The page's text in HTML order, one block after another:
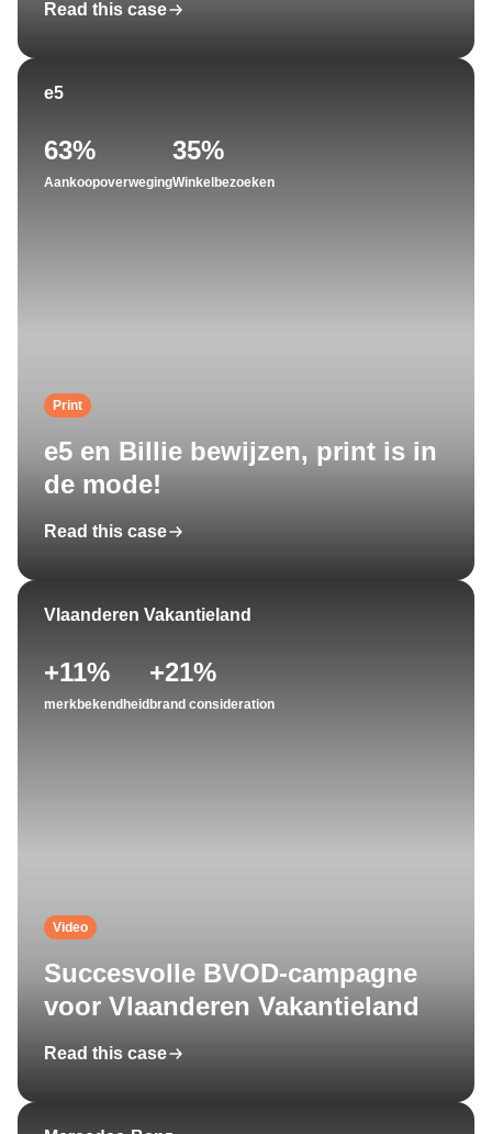
Read this case
e5
63%
Aankoopoverweging
35%
Winkelbezoeken
Print
e5 en Billie bewijzen, print is in
de mode!
Read this case
Vlaanderen Vakantieland
+11%
merkbekendheid
+21%
brand consideration
Video
Succesvolle BVOD-campagne
voor Vlaanderen Vakantieland
Read this case